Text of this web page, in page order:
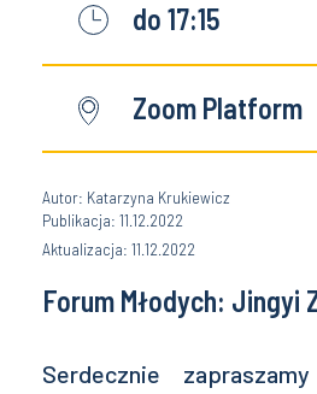
do 17:15
Zoom Platform
Autor: Katarzyna Krukiewicz
Publikacja: 11.12.2022
Aktualizacja: 11.12.2022
Forum Młodych: Jingyi
Serdecznie